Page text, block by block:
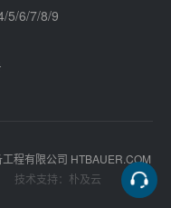
5/6/7/8/9
程有限公司 HTBAUER.COM
技术支持：朴及云